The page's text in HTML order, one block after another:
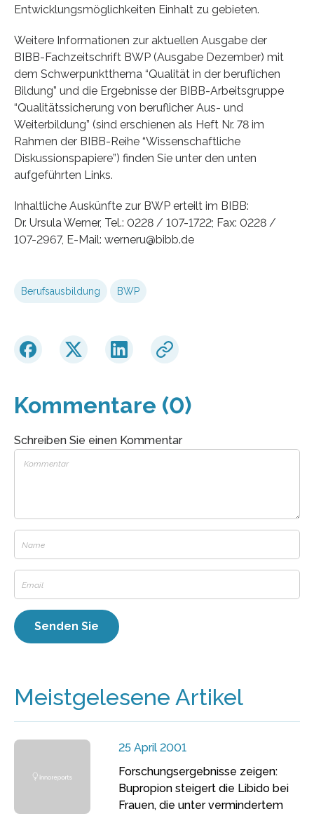
Entwicklungsmöglichkeiten Einhalt zu gebieten.
Weitere Informationen zur aktuellen Ausgabe der
BIBB-Fachzeitschrift BWP (Ausgabe Dezember) mit
dem Schwerpunktthema “Qualität in der beruflichen
Bildung” und die Ergebnisse der BIBB-Arbeitsgruppe
“Qualitätssicherung von beruflicher Aus- und
Weiterbildung” (sind erschienen als Heft Nr. 78 im
Rahmen der BIBB-Reihe “Wissenschaftliche
Diskussionspapiere”) finden Sie unter den unten
aufgeführten Links.
Inhaltliche Auskünfte zur BWP erteilt im BIBB:
Dr. Ursula Werner, Tel.: 0228 / 107-1722; Fax: 0228 /
107-2967, E-Mail: werneru@bibb.de
Berufsausbildung BWP
Kommentare (0)
Schreiben Sie einen Kommentar
Meistgelesene Artikel
25 April 2001
Forschungsergebnisse zeigen:
Bupropion steigert die Libido bei
Frauen, die unter vermindertem